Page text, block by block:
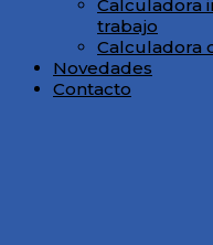
Calculadora
trabajo
Calculadora
Novedades
Contacto